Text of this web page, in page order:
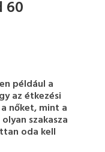
60
például a
az étkezési
nőket, mint a
szakasza
oda kell